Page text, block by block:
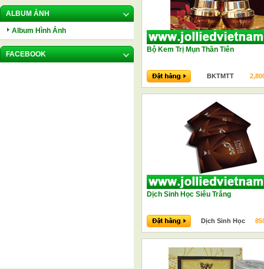
ALBUM ẢNH
Album Hình Ảnh
FACEBOOK
Bộ Kem Trị Mụn Thần Tiên
BKTMTT
Dịch Sinh Học Siêu Trắng
Dịch Sinh Học